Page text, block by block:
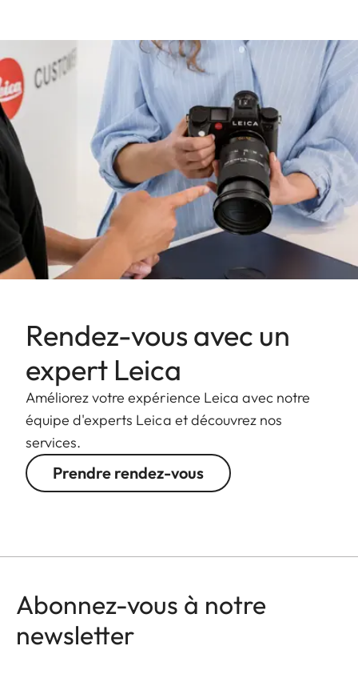
Rendez-vous avec un
expert Leica
Améliorez votre expérience Leica avec notre
équipe d'experts Leica et découvrez nos
services.
Prendre rendez-vous
Abonnez-vous à notre
newsletter